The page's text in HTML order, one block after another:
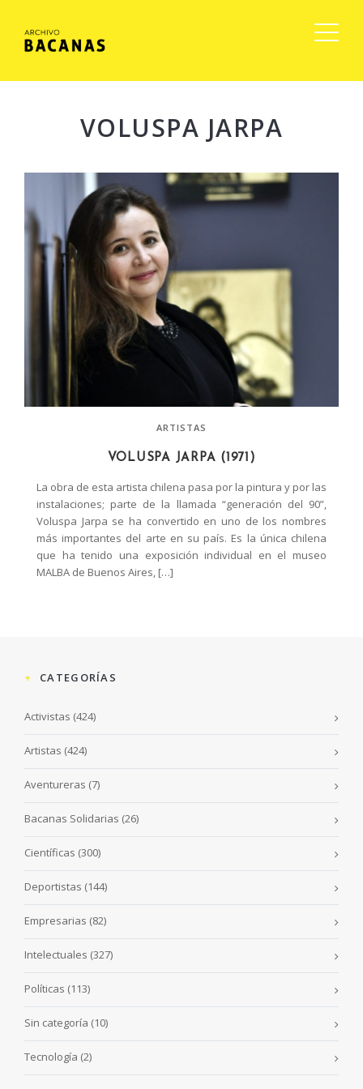
VOLUSPA JARPA
ARTISTAS
VOLUSPA JARPA (1971)
La obra de esta artista chilena pasa por la pintura y por las
instalaciones; parte de la llamada “generación del 90”,
Voluspa Jarpa se ha convertido en uno de los nombres
más importantes del arte en su país. Es la única chilena
que ha tenido una exposición individual en el museo
MALBA de Buenos Aires, […]
CATEGORÍAS
Activistas (424)
Artistas (424)
Aventureras (7)
Bacanas Solidarias (26)
Científicas (300)
Deportistas (144)
Empresarias (82)
Intelectuales (327)
Políticas (113)
Sin categoría (10)
Tecnología (2)